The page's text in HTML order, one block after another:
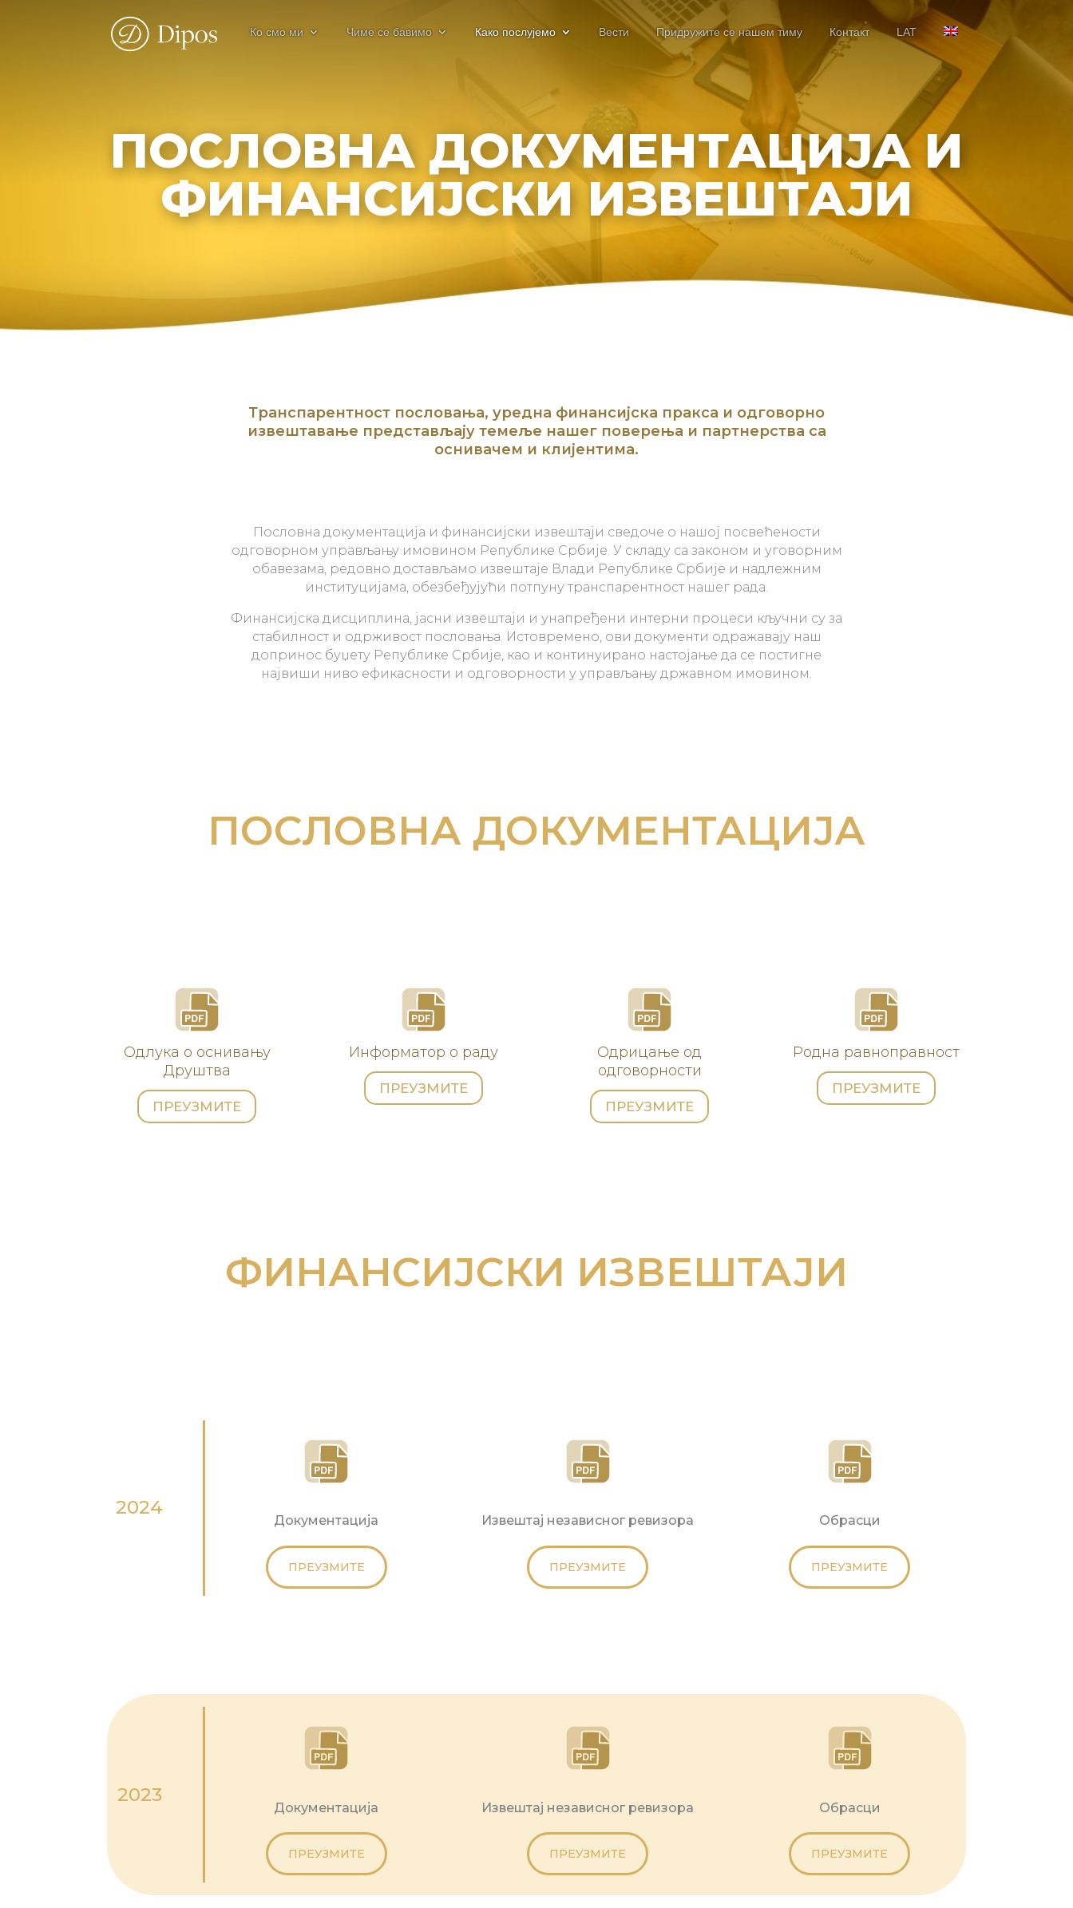
Ко смо ми Чиме се бавимо Како послујемо Вести Придружите се нашем тиму Контакт LAT
ПОСЛОВНА ДОКУМЕНТАЦИЈА И
ФИНАНСИЈСКИ ИЗВЕШТАЈИ
Транспарентност пословања, уредна финансијска пракса и одговорно
извештавање представљају темеље нашег поверења и партнерства са
оснивачем и клијентима.
Пословна документација и финансијски извештаји сведоче о нашој посвећености
одговорном управљању имовином Републике Србије. У складу са законом и уговорним
обавезама, редовно достављамо извештаје Влади Републике Србије и надлежним
институцијама, обезбеђујући потпуну транспарентност нашег рада.
Финансијска дисциплина, јасни извештаји и унапређени интерни процеси кључни су за
стабилност и одрживост пословања. Истовремено, ови документи одражавају наш
допринос буџету Републике Србије, као и континуирано настојање да се постигне
највиши ниво ефикасности и одговорности у управљању државном имовином.
ПОСЛОВНА ДОКУМЕНТАЦИЈА
Одлука о оснивању
Друштва
ПРЕУЗМИТЕ
Информатор о раду
ПРЕУЗМИТЕ
Одрицање од
одговорности
ПРЕУЗМИТЕ
Родна равноправност
ПРЕУЗМИТЕ
ФИНАНСИЈСКИ ИЗВЕШТАЈИ
2024
Документација
ПРЕУЗМИТЕ
Извештај независног ревизора
ПРЕУЗМИТЕ
Обрасци
ПРЕУЗМИТЕ
2023
Документација
ПРЕУЗМИТЕ
Извештај независног ревизора
ПРЕУЗМИТЕ
Обрасци
ПРЕУЗМИТЕ